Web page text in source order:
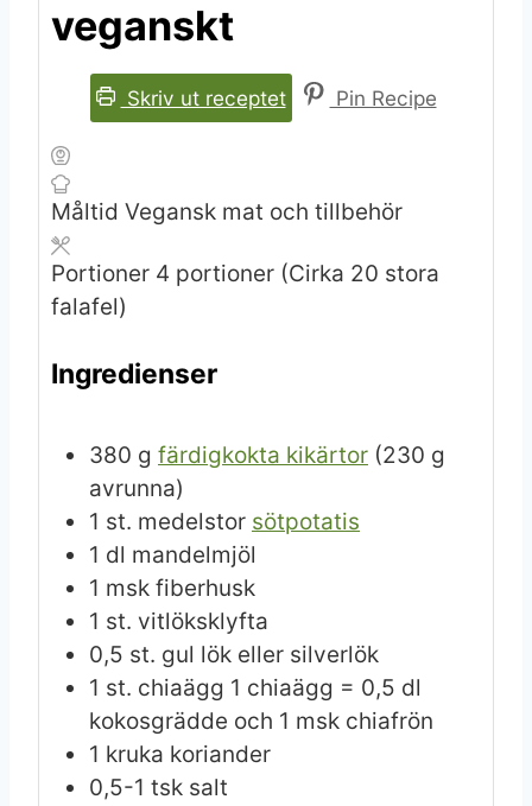
veganskt
Skriv ut receptet Pin Recipe
Måltid Vegansk mat och tillbehör
Portioner 4 portioner (Cirka 20 stora
falafel)
Ingredienser
380 g färdigkokta kikärtor (230 g
avrunna)
1 st. medelstor sötpotatis
1 dl mandelmjöl
1 msk fiberhusk
1 st. vitlöksklyfta
0,5 st. gul lök eller silverlök
1 st. chiaägg 1 chiaägg = 0,5 dl
kokosgrädde och 1 msk chiafrön
1 kruka koriander
0,5-1 tsk salt